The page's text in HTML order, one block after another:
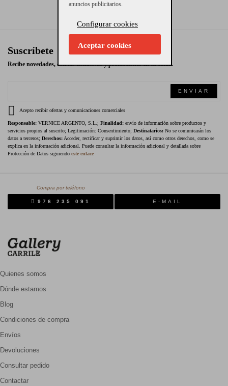
Suscríbete
Recibe novedades, ofertas exclusivas y promociones en tu email.
ENVIAR
Acepto recibir ofertas y comunicaciones comerciales
Responsable: VERNICE ARGENTO, S.L.; Finalidad: envío de información sobre productos y
servicios propios al suscrito; Legitimación: Consentimiento; Destinatarios: No se comunicarán los
datos a terceros; Derechos: Acceder, rectificar y suprimir los datos, así como otros derechos, como se
explica en la información adicional. Puede consultar la información adicional y detallada sobre
Protección de Datos siguiendo este enlace
Compra por teléfono
976 235 091 E-MAIL
Quienes somos
Dónde estamos
Blog
Condiciones de compra
Envíos
Devoluciones
Consultar pedido
Contactar
anuncios publicitarios.
Configurar cookies
Aceptar cookies